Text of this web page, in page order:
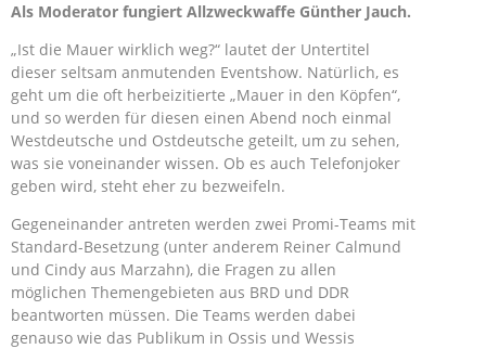
Als Moderator fungiert Allzweckwaffe Günther Jauch.
„Ist die Mauer wirklich weg?“ lautet der Untertitel
dieser seltsam anmutenden Eventshow. Natürlich, es
geht um die oft herbeizitierte „Mauer in den Köpfen“,
und so werden für diesen einen Abend noch einmal
Westdeutsche und Ostdeutsche geteilt, um zu sehen,
was sie voneinander wissen. Ob es auch Telefonjoker
geben wird, steht eher zu bezweifeln.
Gegeneinander antreten werden zwei Promi-Teams mit
Standard-Besetzung (unter anderem Reiner Calmund
und Cindy aus Marzahn), die Fragen zu allen
möglichen Themengebieten aus BRD und DDR
beantworten müssen. Die Teams werden dabei
genauso wie das Publikum in Ossis und Wessis